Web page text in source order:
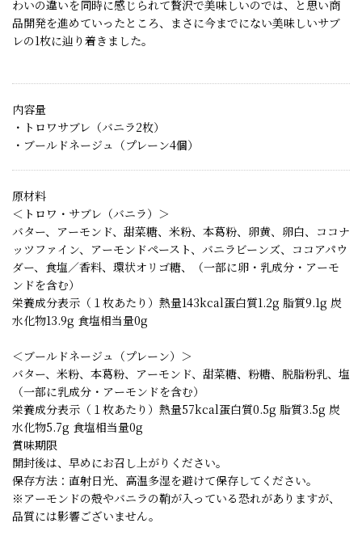
わいの違いを同時に感じられて贅沢で美味しいのでは、と思い商
品開発を進めていったところ、まさに今までにない美味しいサブ
レの1枚に辿り着きました。
内容量
・トロワサブレ（バニラ2枚）
・ブールドネージュ（プレーン4個）
原材料
＜トロワ・サブレ（バニラ）＞
バター、アーモンド、甜菜糖、米粉、本葛粉、卵黄、卵白、ココナ
ッツファイン、アーモンドペースト、バニラビーンズ、ココアパウ
ダー、食塩／香料、環状オリゴ糖、（一部に卵・乳成分・アーモ
ンドを含む）
栄養成分表示（１枚あたり）熱量143kcal蛋白質1.2g 脂質9.1g 炭
水化物13.9g 食塩相当量0g
＜ブールドネージュ（プレーン）＞
バター、米粉、本葛粉、アーモンド、甜菜糖、粉糖、脱脂粉乳、塩
（一部に乳成分・アーモンドを含む）
栄養成分表示（１枚あたり）熱量57kcal蛋白質0.5g 脂質3.5g 炭
水化物5.7g 食塩相当量0g
賞味期限
開封後は、早めにお召し上がりください。
保存方法：直射日光、高温多湿を避けて保存してください。
※アーモンドの殻やバニラの鞘が入っている恐れがありますが、
品質には影響ございません。